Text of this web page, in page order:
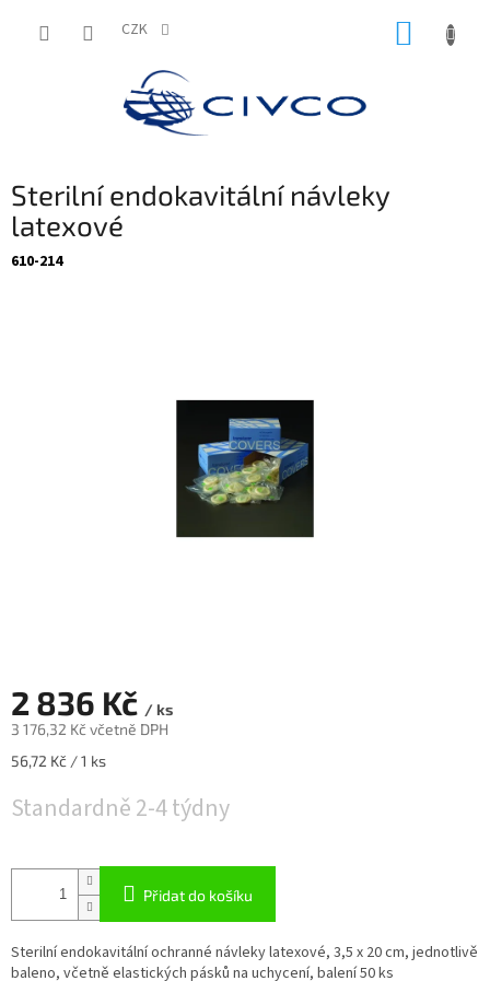
CZK
Sterilní endokavitální návleky
latexové
610-214
2 836 Kč / ks
3 176,32 Kč včetně DPH
Měrná
56,72 Kč / 1 ks
Standardně 2-4 týdny
Přidat do košíku
Sterilní endokavitální ochranné návleky latexové, 3,5 x 20 cm, jednotlivě
baleno, včetně elastických pásků na uchycení, balení 50 ks